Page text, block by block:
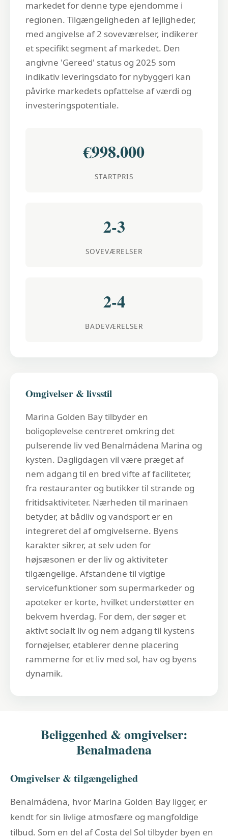
markedet for denne type ejendomme i
regionen. Tilgængeligheden af lejligheder,
med angivelse af 2 soveværelser, indikerer
et specifikt segment af markedet. Den
angivne 'Gereed' status og 2025 som
indikativ leveringsdato for nybyggeri kan
påvirke markedets opfattelse af værdi og
investeringspotentiale.
€998.000
STARTPRIS
2-3
SOVEVÆRELSER
2-4
BADEVÆRELSER
Omgivelser & livsstil
Marina Golden Bay tilbyder en
boligoplevelse centreret omkring det
pulserende liv ved Benalmádena Marina og
kysten. Dagligdagen vil være præget af
nem adgang til en bred vifte af faciliteter,
fra restauranter og butikker til strande og
fritidsaktiviteter. Nærheden til marinaen
betyder, at bådliv og vandsport er en
integreret del af omgivelserne. Byens
karakter sikrer, at selv uden for
højsæsonen er der liv og aktiviteter
tilgængelige. Afstandene til vigtige
servicefunktioner som supermarkeder og
apoteker er korte, hvilket understøtter en
bekvem hverdag. For dem, der søger et
aktivt socialt liv og nem adgang til kystens
fornøjelser, etablerer denne placering
rammerne for et liv med sol, hav og byens
dynamik.
Beliggenhed & omgivelser:
Benalmadena
Omgivelser & tilgængelighed
Benalmádena, hvor Marina Golden Bay ligger, er
kendt for sin livlige atmosfære og mangfoldige
tilbud. Som en del af Costa del Sol tilbyder byen en